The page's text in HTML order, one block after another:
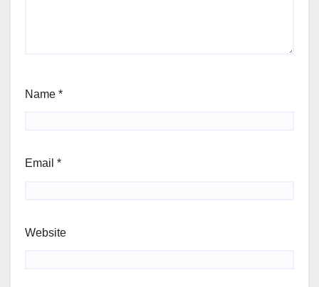
Name *
Email *
Website